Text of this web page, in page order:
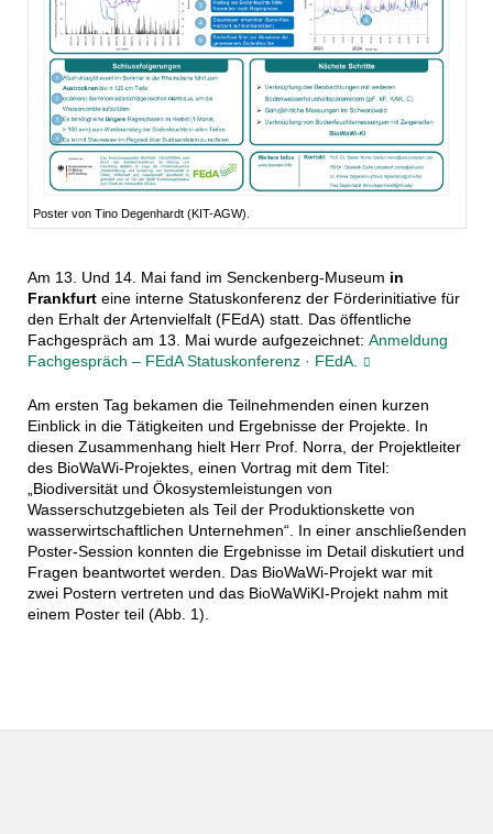
Poster von Tino Degenhardt (KIT-AGW).
Am 13. Und 14. Mai fand im Senckenberg-Museum in
Frankfurteine interne Statuskonferenz der Förderinitiative für
den Erhalt der Artenvielfalt (FEdA) statt. Das öffentliche
Fachgespräch am 13. Mai wurde aufgezeichnet: Anmeldung
Fachgespräch – FEdA Statuskonferenz · FEdA.
Am ersten Tag bekamen die Teilnehmenden einen kurzen
Einblick in die Tätigkeiten und Ergebnisse der Projekte. In
diesen Zusammenhang hielt Herr Prof. Norra, der Projektleiter
des BioWaWi-Projektes, einen Vortrag mit dem Titel:
„Biodiversität und Ökosystemleistungen von
Wasserschutzgebieten als Teil der Produktionskette von
wasserwirtschaftlichen Unternehmen“. In einer anschließenden
Poster-Session konnten die Ergebnisse im Detail diskutiert und
Fragen beantwortet werden. Das BioWaWi-Projekt war mit
zwei Postern vertreten und das BioWaWiKI-Projekt nahm mit
einem Poster teil (Abb. 1).